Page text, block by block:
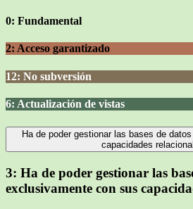
0: Fundamental
2: Acceso garantizado
12: No subversión
6: Actualización de vistas
Ha de poder gestionar las bases de
capacidades
3: Ha de poder gestionar las
exclusivamente con sus